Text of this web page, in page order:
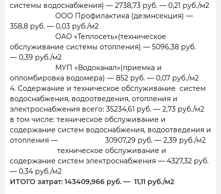
системы водоснабжения) — 2738,73 руб. — 0,21 руб./м2
ООО Профилактика (дезинсекция) —
358,8 руб. — 0,03 руб./м2
ОАО «Теплосеть»(техническое
обслуживание системы отопления) — 5096,38 руб.
— 0,39 руб./м2
МУП «Водоканал»(приемка и
опломбировка водомера) — 852 руб. — 0,07 руб./м2
4. Содержание и техническое обслуживание систем
водоснабжения, водоотведения, отопления и
электроснабжения всего: 35234,61 руб. — 2,73 руб./м2
в том числе: техническое обслуживание и
содержание систем водоснабжения, водоотведения и
отопления — 30907,29 руб. — 2,39 руб./м2
техническое обслуживание и
содержание систем электроснабжения — 4327,32 руб.
— 0,34 руб./м2
ИТОГО затрат: 143409,966 руб. — 11,11 руб./м2